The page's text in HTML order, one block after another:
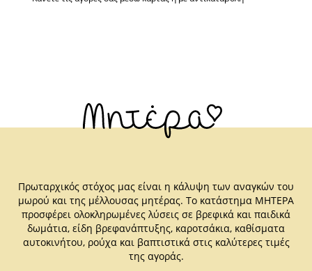
Πρωταρχικός στόχος μας είναι η κάλυψη των αναγκών του
μωρού και της μέλλουσας μητέρας. Το κατάστημα ΜΗΤΕΡΑ
προσφέρει ολοκληρωμένες λύσεις σε βρεφικά και παιδικά
δωμάτια, είδη βρεφανάπτυξης, καροτσάκια, καθίσματα
αυτοκινήτου, ρούχα και βαπτιστικά στις καλύτερες τιμές
της αγοράς.